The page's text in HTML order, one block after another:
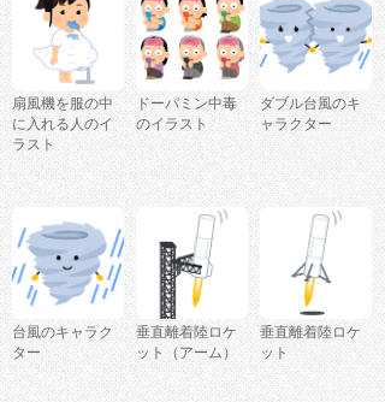
扇風機を服の中
に入れる人のイ
ラスト
ドーパミン中毒
のイラスト
ダブル台風のキ
ャラクター
台風のキャラク
ター
垂直離着陸ロケ
ット（アーム）
垂直離着陸ロケ
ット